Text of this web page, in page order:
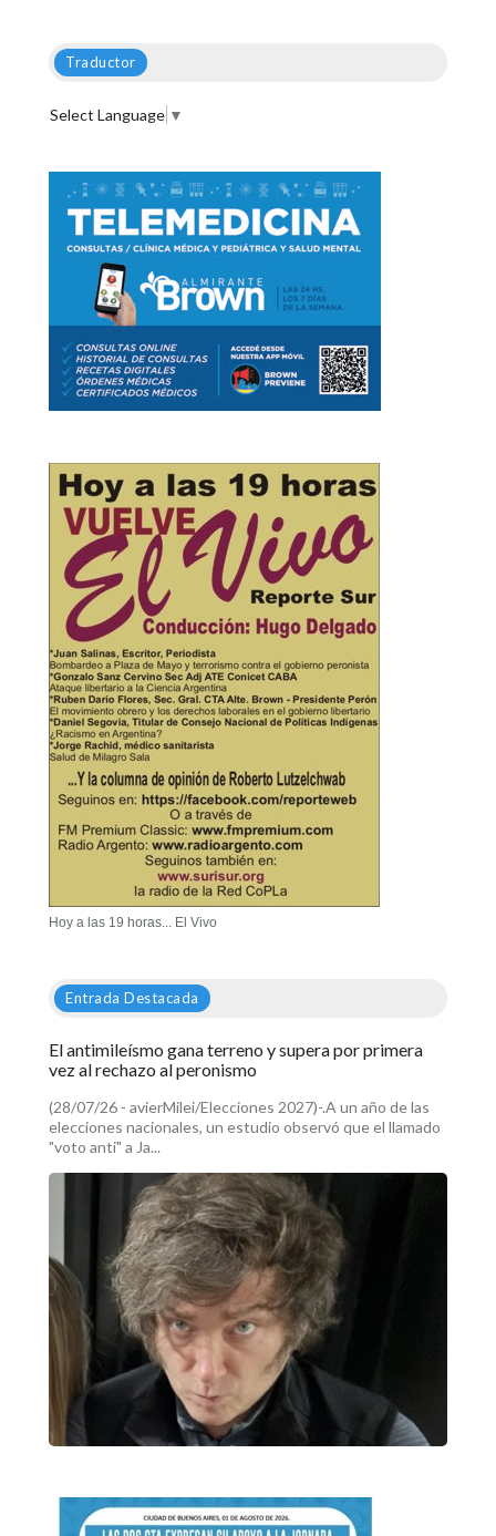
Traductor
Select Language ▼
Hoy a las 19 horas... El Vivo
Entrada Destacada
El antimileísmo gana terreno y supera por primera
vez al rechazo al peronismo
(28/07/26 - avierMilei/Elecciones 2027)-.A un año de las
elecciones nacionales, un estudio observó que el llamado
"voto anti" a Ja...